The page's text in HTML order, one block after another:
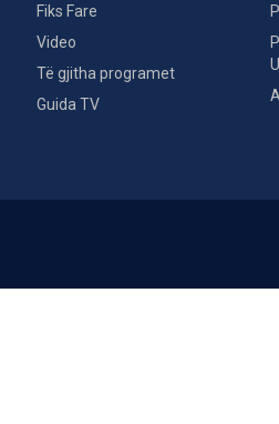
Fiks Fare
Video
Të gjitha programet
Guida TV